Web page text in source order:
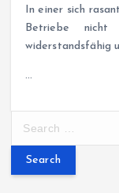
In einer sich
Betriebe
widerstandsfähig
…
r